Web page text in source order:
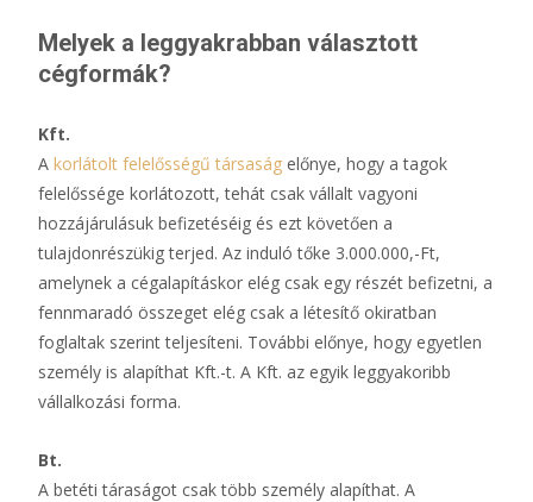
Melyek a leggyakrabban választott
cégformák?
Kft.
A korlátolt felelősségű társaság előnye, hogy a tagok
felelőssége korlátozott, tehát csak vállalt vagyoni
hozzájárulásuk befizetéséig és ezt követően a
tulajdonrészükig terjed. Az induló tőke 3.000.000,-Ft,
amelynek a cégalapításkor elég csak egy részét befizetni, a
fennmaradó összeget elég csak a létesítő okiratban
foglaltak szerint teljesíteni. További előnye, hogy egyetlen
személy is alapíthat Kft.-t. A Kft. az egyik leggyakoribb
vállalkozási forma.
Bt.
A betéti táraságot csak több személy alapíthat. A